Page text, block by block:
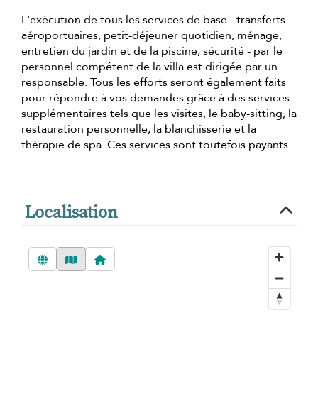
L'exécution de tous les services de base - transferts
aéroportuaires, petit-déjeuner quotidien, ménage,
entretien du jardin et de la piscine, sécurité - par le
personnel compétent de la villa est dirigée par un
responsable. Tous les efforts seront également faits
pour répondre à vos demandes grâce à des services
supplémentaires tels que les visites, le baby-sitting, la
restauration personnelle, la blanchisserie et la
thérapie de spa. Ces services sont toutefois payants.
Localisation